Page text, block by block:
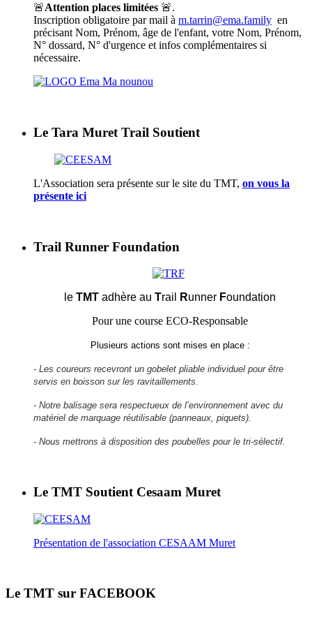
🚨Attention places limitées 🚨.
Inscription obligatoire par mail à m.tarrin@ema.family en
précisant Nom, Prénom, âge de l'enfant, votre Nom, Prénom,
N° dossard, N° d'urgence et infos complémentaires si
nécessaire.
Le Tara Muret Trail Soutient
L'Association sera présente sur le site du TMT, on vous la
présente ici
Trail Runner Foundation
le TMT adhère au Trail Runner Foundation
Pour une course ECO-Responsable
Plusieurs actions sont mises en place :
- Les coureurs recevront un gobelet pliable individuel pour être
servis en boisson sur les ravitaillements.
- Notre balisage sera respectueux de l’environnement avec du
matériel de marquage réutilisable (panneaux, piquets).
- Nous mettrons à disposition des poubelles pour le tri-sélectif.
Le TMT Soutient Cesaam Muret
Présentation de l'association CESAAM Muret
Le TMT sur FACEBOOK